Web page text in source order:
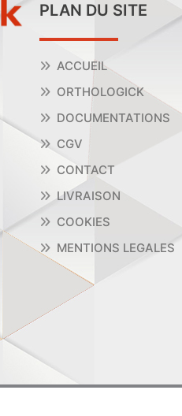
PLAN DU SITE
ACCUEIL
ORTHOLOGICK
DOCUMENTATIONS
CGV
CONTACT
LIVRAISON
COOKIES
MENTIONS LEGALES